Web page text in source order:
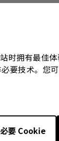
时拥有最佳
技术。您可
要 Cookie
Footprint